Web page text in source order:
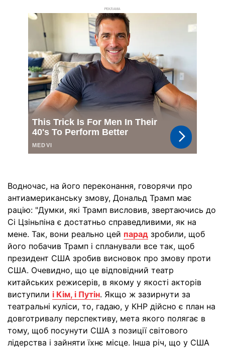
РЕКЛАМА
Водночас, на його переконання, говорячи про
антиамериканську змову, Дональд Трамп має
рацію: "Думки, які Трамп висловив, звертаючись до
Сі Цзіньпіна є достатньо справедливими, як на
мене. Так, вони реально цей парад зробили, щоб
його побачив Трамп і спланували все так, щоб
президент США зробив висновок про змову проти
США. Очевидно, що це відповідний театр
китайських режисерів, в якому у якості акторів
виступили і Кім, і Путін. Якщо ж зазирнути за
театральні куліси, то, гадаю, у КНР дійсно є план на
довготривалу перспективу, мета якого полягає в
тому, щоб посунути США з позиції світового
лідерства і зайняти їхнє місце. Інша річ, що у США